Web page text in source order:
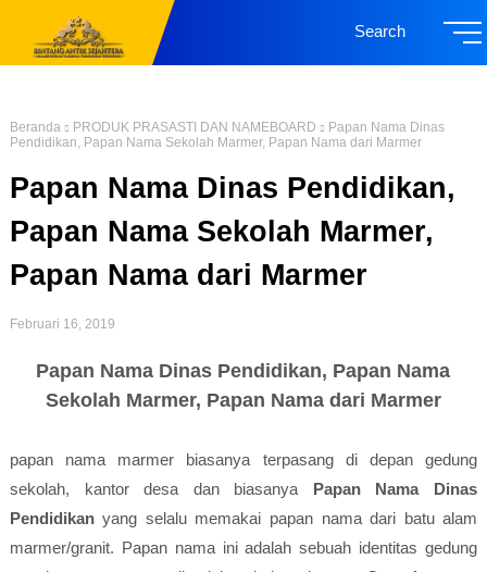
Search
Beranda PRODUK PRASASTI DAN NAMEBOARD
Papan Nama Dinas
Pendidikan, Papan Nama Sekolah Marmer, Papan Nama dari Marmer
Papan Nama Dinas Pendidikan,
Papan Nama Sekolah Marmer,
Papan Nama dari Marmer
Februari 16, 2019
Papan Nama Dinas Pendidikan, Papan Nama
Sekolah Marmer, Papan Nama dari Marmer
papan nama marmer biasanya terpasang di depan gedung
sekolah, kantor desa dan biasanya Papan Nama Dinas
Pendidikanyang selalu memakai papan nama dari batu alam
marmer/granit. Papan nama ini adalah sebuah identitas gedung